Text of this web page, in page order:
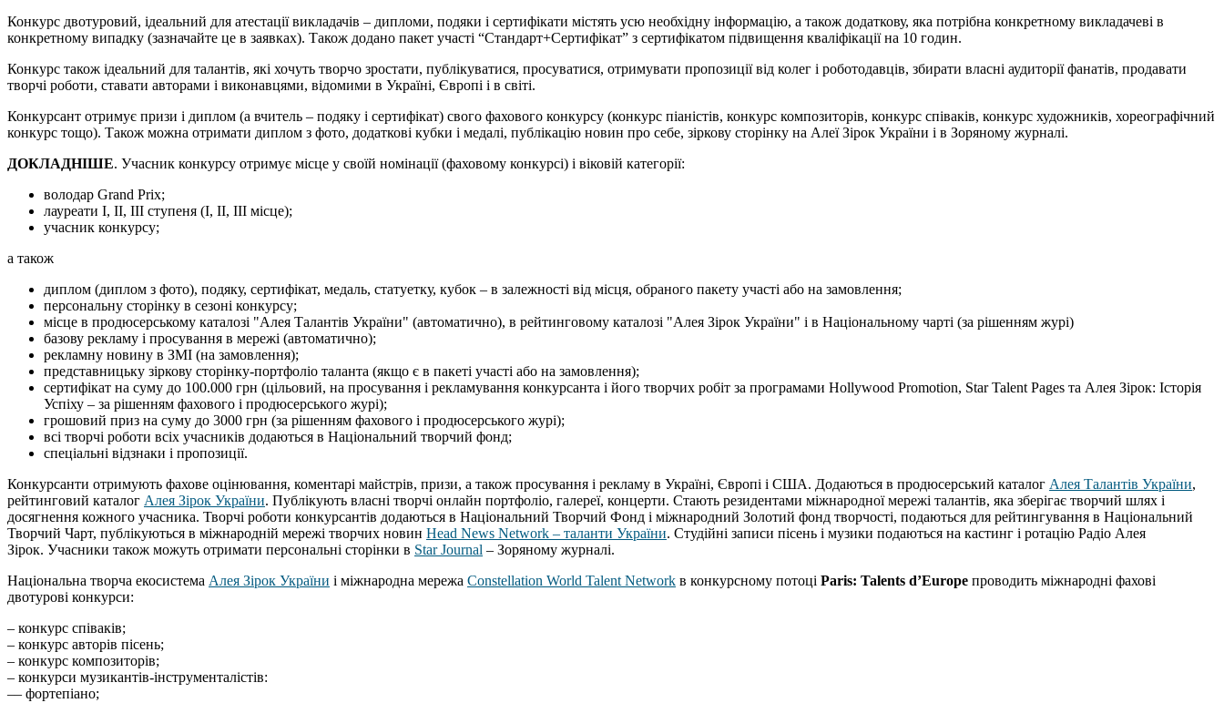
Конкурс двотуровий, ідеальний для атестації викладачів – дипломи, подяки і сертифікати містять усю необхідну інформацію, а також додаткову, яка потрібна конкретному викладачеві в
конкретному випадку (зазначайте це в заявках). Також додано пакет участі “Стандарт+Сертифікат” з сертифікатом підвищення кваліфікації на 10 годин.
Конкурс також ідеальний для талантів, які хочуть творчо зростати, публікуватися, просуватися, отримувати пропозиції від колег і роботодавців, збирати власні аудиторії фанатів, продавати
творчі роботи, ставати авторами і виконавцями, відомими в Україні, Європі і в світі.
Конкурсант отримує призи і диплом (а вчитель – подяку і сертифікат) свого фахового конкурсу (конкурс піаністів, конкурс композиторів, конкурс співаків, конкурс художників, хореографічний
конкурс тощо). Також можна отримати диплом з фото, додаткові кубки і медалі, публікацію новин про себе, зіркову сторінку на Алеї Зірок України і в Зоряному журналі.
ДОКЛАДНІШЕ. Учасник конкурсу отримує місце у своїй номінації (фаховому конкурсі) і віковій категорії:
володар Grand Prix;
лауреати І, ІІ, ІІІ ступеня (І, ІІ, ІІІ місце);
учасник конкурсу;
а також
диплом (диплом з фото), подяку, сертифікат, медаль, статуетку, кубок – в залежності від місця, обраного пакету участі або на замовлення;
персональну сторінку в сезоні конкурсу;
місце в продюсерському каталозі "Алея Талантів України" (автоматично), в рейтинговому каталозі "Алея Зірок України" і в Національному чарті (за рішенням журі)
базову рекламу і просування в мережі (автоматично);
рекламну новину в ЗМІ (на замовлення);
представницьку зіркову сторінку-портфоліо таланта (якщо є в пакеті участі або на замовлення);
сертифікат на суму до 100.000 грн (цільовий, на просування і рекламування конкурсанта і його творчих робіт за програмами Hollywood Promotion, Star Talent Pages та Алея Зірок: Історія
Успіху – за рішенням фахового і продюсерського журі);
грошовий приз на суму до 3000 грн (за рішенням фахового і продюсерського журі);
всі творчі роботи всіх учасників додаються в Національний творчий фонд;
спеціальні відзнаки і пропозиції.
Конкурсанти отримують фахове оцінювання, коментарі майстрів, призи, а також просування і рекламу в Україні, Європі і США. Додаються в продюсерський каталог Алея Талантів України,
рейтинговий каталог Алея Зірок України. Публікують власні творчі онлайн портфоліо, галереї, концерти. Стають резидентами міжнародної мережі талантів, яка зберігає творчий шлях і
досягнення кожного учасника. Творчі роботи конкурсантів додаються в Національний Творчий Фонд і міжнародний Золотий фонд творчості, подаються для рейтингування в Національний
Творчий Чарт, публікуються в міжнародній мережі творчих новин Head News Network – таланти України. Студійні записи пісень і музики подаються на кастинг і ротацію Радіо Алея
Зірок. Учасники також можуть отримати персональні сторінки в Star Journal – Зоряному журналі.
Національна творча екосистема Алея Зірок України і міжнародна мережа Constellation World Talent Network в конкурсному потоці Paris: Talents d’Europe проводить міжнародні фахові
двотурові конкурси:
– конкурс співаків;
– конкурс авторів пісень;
– конкурс композиторів;
– конкурси музикантів-інструменталістів:
–– фортепіано;